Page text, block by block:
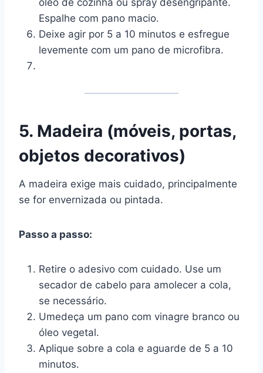
Espalhe com pano macio.
Deixe agir por 5 a 10 minutos e esfregue
levemente com um pano de microfibra.
5. Madeira (móveis, portas,
objetos decorativos)
A madeira exige mais cuidado, principalmente
se for envernizada ou pintada.
Passo a passo:
Retire o adesivo com cuidado. Use um
secador de cabelo para amolecer a cola,
se necessário.
Umedeça um pano com vinagre branco ou
óleo vegetal.
Aplique sobre a cola e aguarde de 5 a 10
minutos.